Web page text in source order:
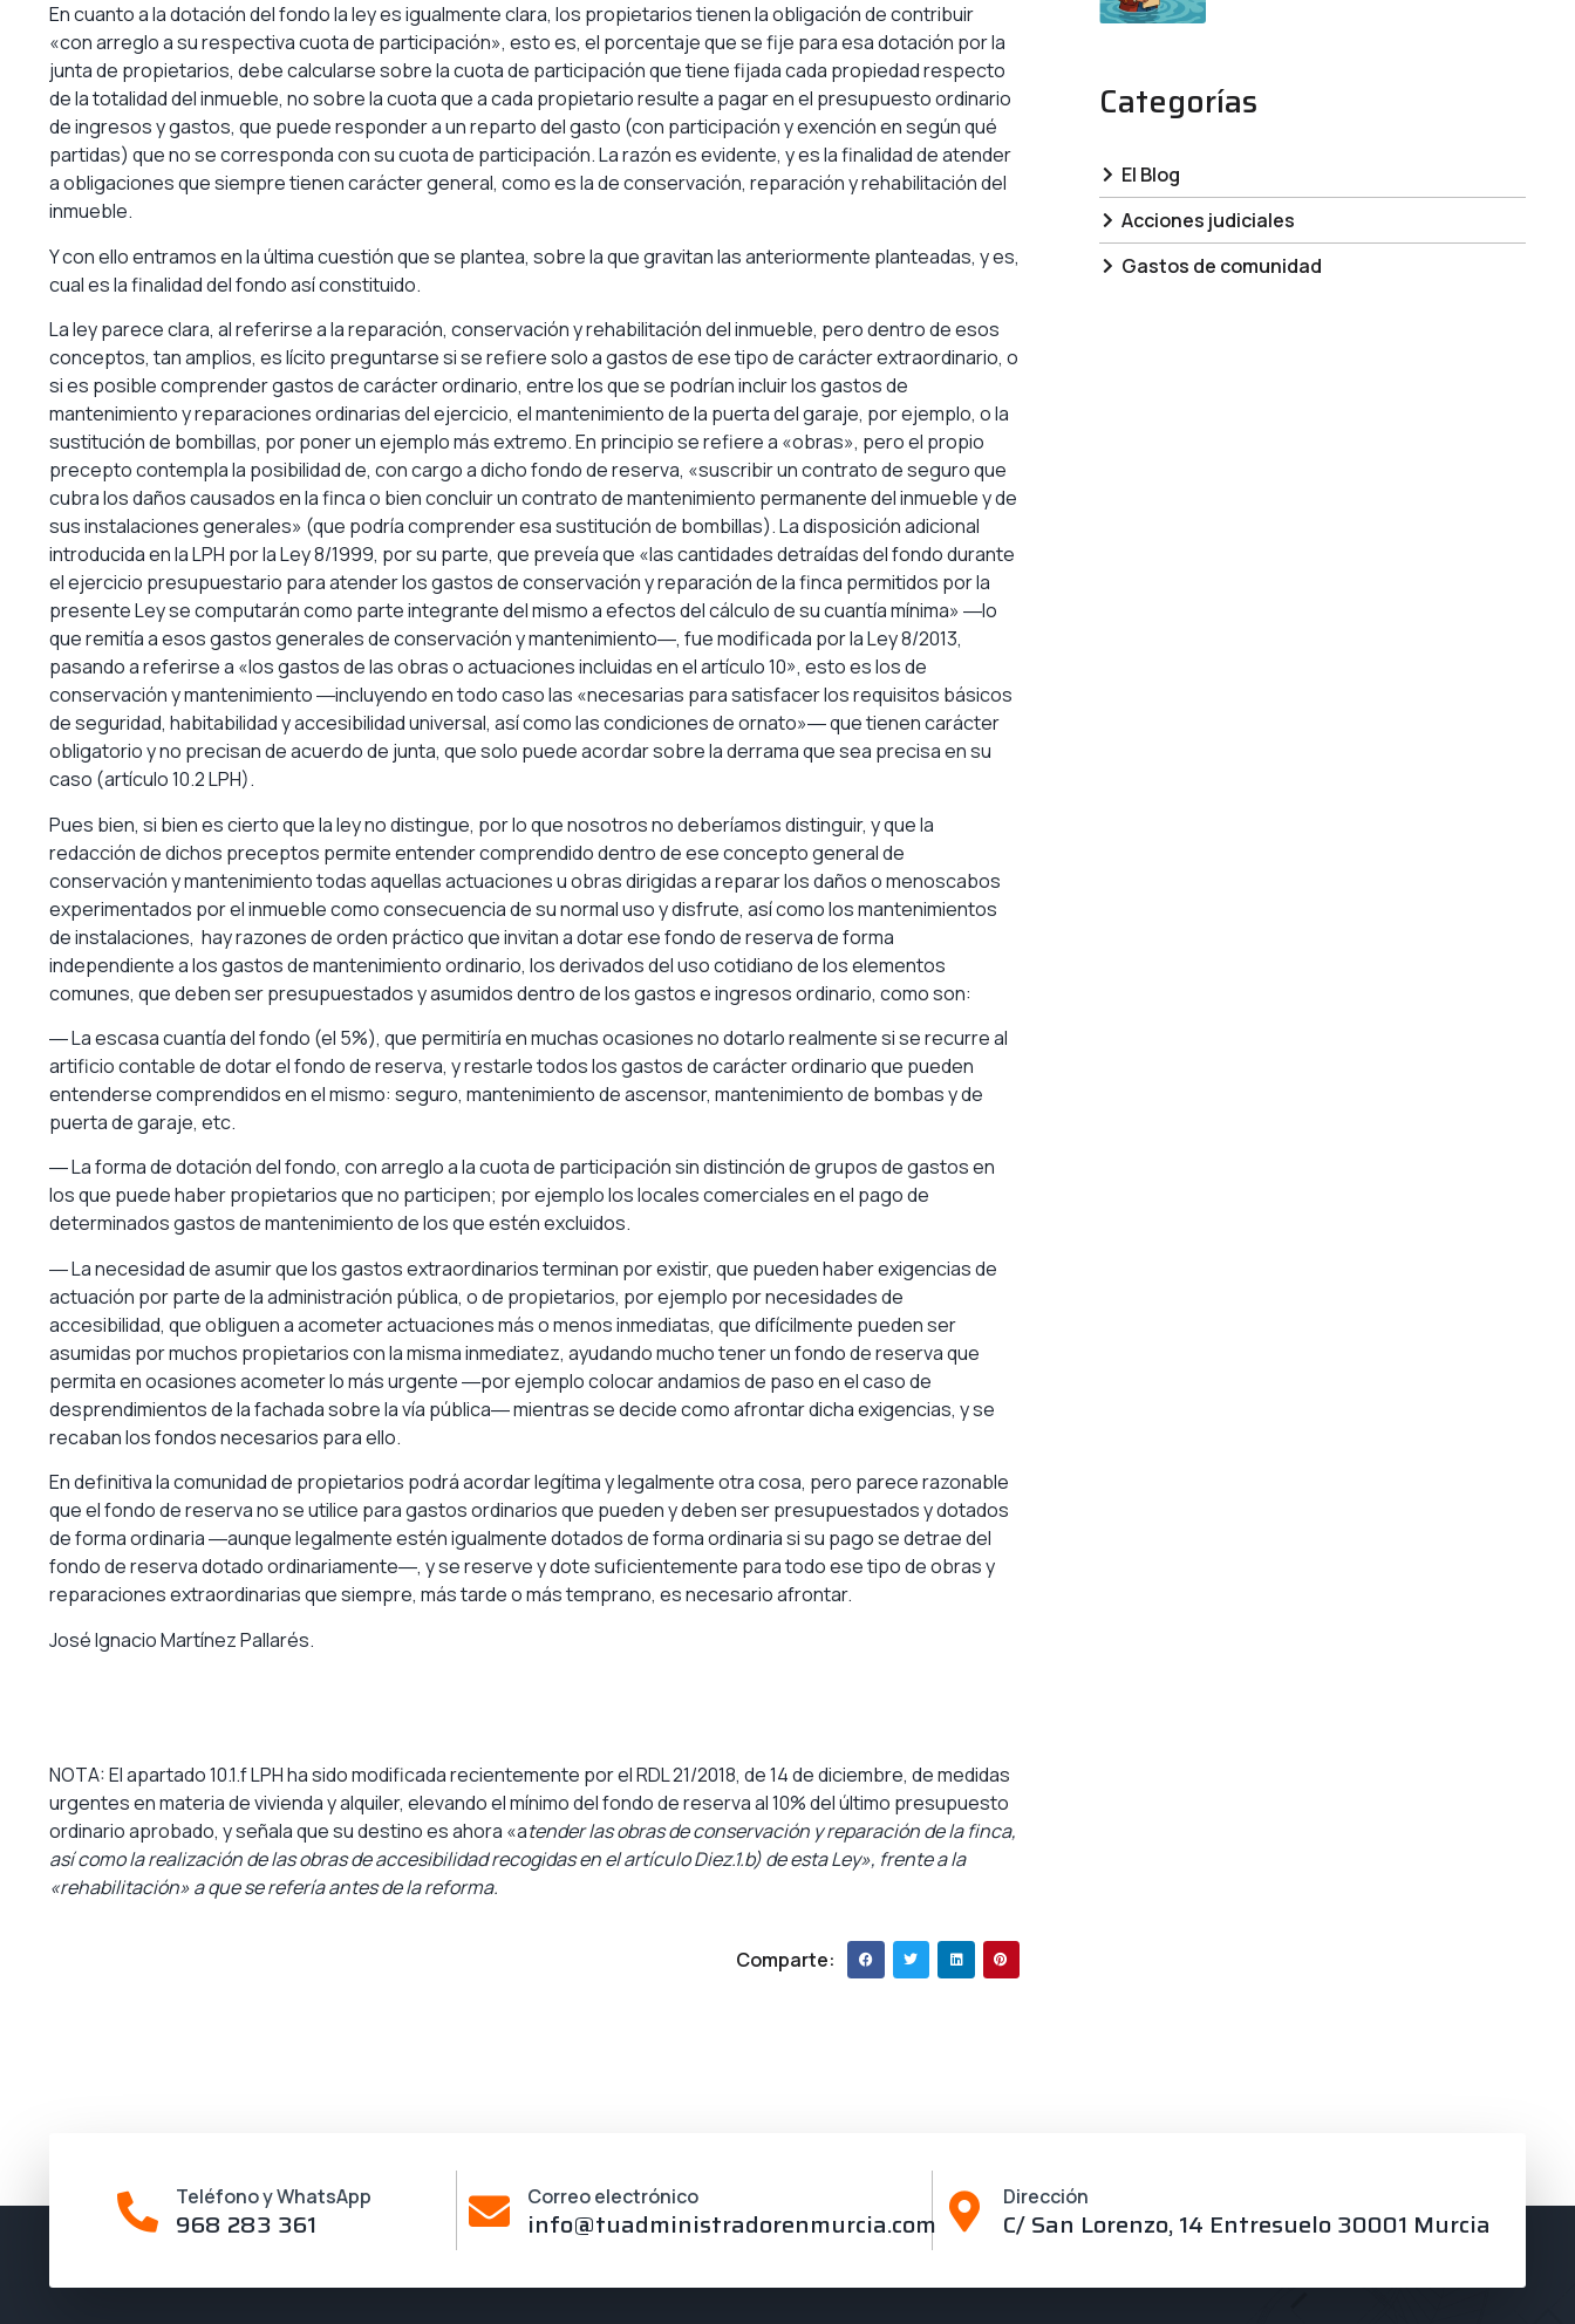
En cuanto a la dotación del fondo la ley es igualmente clara, los propietarios tienen la obligación de contribuir
«con arreglo a su respectiva cuota de participación», esto es, el porcentaje que se fije para esa dotación por la
junta de propietarios, debe calcularse sobre la cuota de participación que tiene fijada cada propiedad respecto
de la totalidad del inmueble, no sobre la cuota que a cada propietario resulte a pagar en el presupuesto ordinario
de ingresos y gastos, que puede responder a un reparto del gasto (con participación y exención en según qué
partidas) que no se corresponda con su cuota de participación. La razón es evidente, y es la finalidad de atender
a obligaciones que siempre tienen carácter general, como es la de conservación, reparación y rehabilitación del
inmueble.
Y con ello entramos en la última cuestión que se plantea, sobre la que gravitan las anteriormente planteadas, y es,
cual es la finalidad del fondo así constituido.
La ley parece clara, al referirse a la reparación, conservación y rehabilitación del inmueble, pero dentro de esos
conceptos, tan amplios, es lícito preguntarse si se refiere solo a gastos de ese tipo de carácter extraordinario, o
si es posible comprender gastos de carácter ordinario, entre los que se podrían incluir los gastos de
mantenimiento y reparaciones ordinarias del ejercicio, el mantenimiento de la puerta del garaje, por ejemplo, o la
sustitución de bombillas, por poner un ejemplo más extremo. En principio se refiere a «obras», pero el propio
precepto contempla la posibilidad de, con cargo a dicho fondo de reserva, «suscribir un contrato de seguro que
cubra los daños causados en la finca o bien concluir un contrato de mantenimiento permanente del inmueble y de
sus instalaciones generales» (que podría comprender esa sustitución de bombillas). La disposición adicional
introducida en la LPH por la Ley 8/1999, por su parte, que preveía que «las cantidades detraídas del fondo durante
el ejercicio presupuestario para atender los gastos de conservación y reparación de la finca permitidos por la
presente Ley se computarán como parte integrante del mismo a efectos del cálculo de su cuantía mínima» ―lo
que remitía a esos gastos generales de conservación y mantenimiento―, fue modificada por la Ley 8/2013,
pasando a referirse a «los gastos de las obras o actuaciones incluidas en el artículo 10», esto es los de
conservación y mantenimiento ―incluyendo en todo caso las «necesarias para satisfacer los requisitos básicos
de seguridad, habitabilidad y accesibilidad universal, así como las condiciones de ornato»­― que tienen carácter
obligatorio y no precisan de acuerdo de junta, que solo puede acordar sobre la derrama que sea precisa en su
caso (artículo 10.2 LPH).
Pues bien, si bien es cierto que la ley no distingue, por lo que nosotros no deberíamos distinguir, y que la
redacción de dichos preceptos permite entender comprendido dentro de ese concepto general de
conservación y mantenimiento todas aquellas actuaciones u obras dirigidas a reparar los daños o menoscabos
experimentados por el inmueble como consecuencia de su normal uso y disfrute, así como los mantenimientos
de instalaciones, hay razones de orden práctico que invitan a dotar ese fondo de reserva de forma
independiente a los gastos de mantenimiento ordinario, los derivados del uso cotidiano de los elementos
comunes, que deben ser presupuestados y asumidos dentro de los gastos e ingresos ordinario, como son:
― La escasa cuantía del fondo (el 5%), que permitiría en muchas ocasiones no dotarlo realmente si se recurre al
artificio contable de dotar el fondo de reserva, y restarle todos los gastos de carácter ordinario que pueden
entenderse comprendidos en el mismo: seguro, mantenimiento de ascensor, mantenimiento de bombas y de
puerta de garaje, etc.
― La forma de dotación del fondo, con arreglo a la cuota de participación sin distinción de grupos de gastos en
los que puede haber propietarios que no participen; por ejemplo los locales comerciales en el pago de
determinados gastos de mantenimiento de los que estén excluidos.
― La necesidad de asumir que los gastos extraordinarios terminan por existir, que pueden haber exigencias de
actuación por parte de la administración pública, o de propietarios, por ejemplo por necesidades de
accesibilidad, que obliguen a acometer actuaciones más o menos inmediatas, que difícilmente pueden ser
asumidas por muchos propietarios con la misma inmediatez, ayudando mucho tener un fondo de reserva que
permita en ocasiones acometer lo más urgente ―por ejemplo colocar andamios de paso en el caso de
desprendimientos de la fachada sobre la vía pública― mientras se decide como afrontar dicha exigencias, y se
recaban los fondos necesarios para ello.
En definitiva la comunidad de propietarios podrá acordar legítima y legalmente otra cosa, pero parece razonable
que el fondo de reserva no se utilice para gastos ordinarios que pueden y deben ser presupuestados y dotados
de forma ordinaria ―aunque legalmente estén igualmente dotados de forma ordinaria si su pago se detrae del
fondo de reserva dotado ordinariamente―, y se reserve y dote suficientemente para todo ese tipo de obras y
reparaciones extraordinarias que siempre, más tarde o más temprano, es necesario afrontar.
José Ignacio Martínez Pallarés.
NOTA: El apartado 10.1.f LPH ha sido modificada recientemente por el RDL 21/2018, de 14 de diciembre, de medidas
urgentes en materia de vivienda y alquiler, elevando el mínimo del fondo de reserva al 10% del último presupuesto
ordinario aprobado, y señala que su destino es ahora «atender las obras de conservación y reparación de la finca,
así como la realización de las obras de accesibilidad recogidas en el artículo Diez.1.b) de esta Ley», frente a la
«rehabilitación» a que se refería antes de la reforma.
Comparte:
Categorías
El Blog
Acciones judiciales
Gastos de comunidad
Teléfono y WhatsApp
968 283 361
Correo electrónico
info@tuadministradorenmurcia.com
Dirección
C/ San Lorenzo, 14 Entresuelo 30001 Murcia